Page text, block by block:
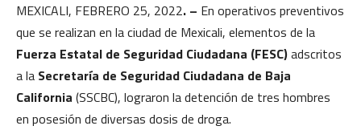
MEXICALI, FEBRERO 25, 2022. – En operativos preventivos
que se realizan en la ciudad de Mexicali, elementos de la
Fuerza Estatal de Seguridad Ciudadana (FESC)adscritos
a la Secretaría de Seguridad Ciudadana de Baja
California (SSCBC), lograron la detención de tres hombres
en posesión de diversas dosis de droga.